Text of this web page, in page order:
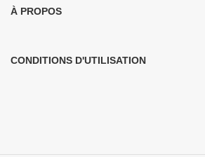
À PROPOS​
CONDITIONS D'UTILISATION